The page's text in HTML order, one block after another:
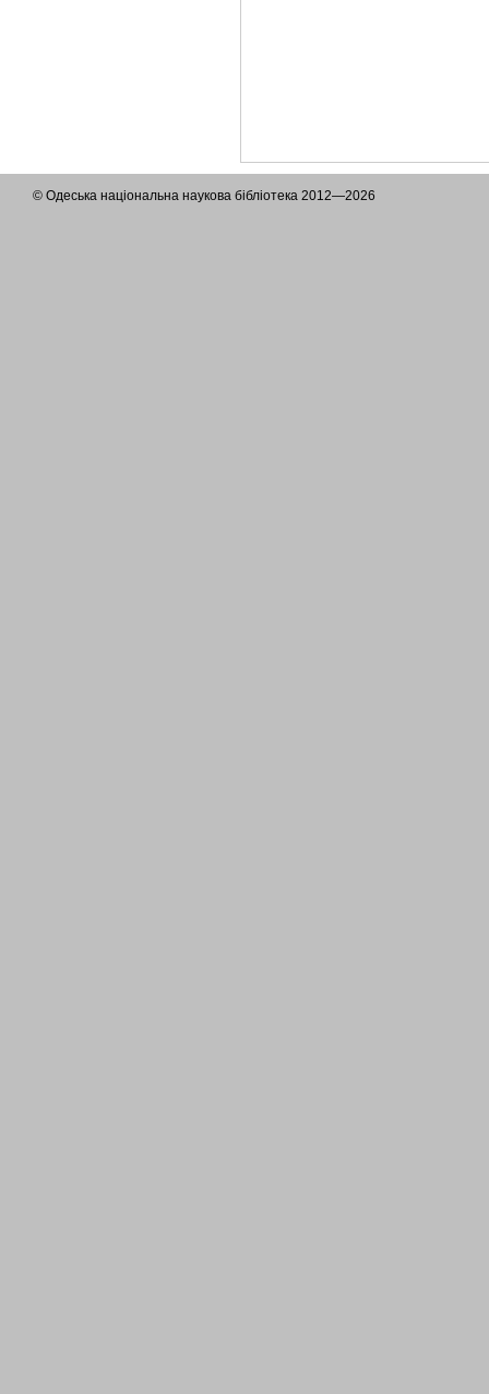
© Одеська національна наукова бібліотека 2012—2026